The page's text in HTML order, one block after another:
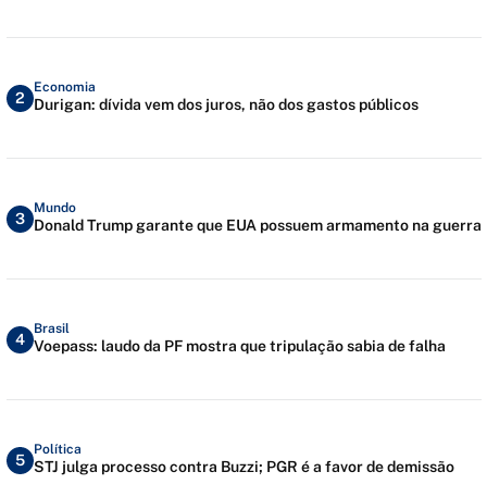
2
Economia
Durigan: dívida vem dos juros, não dos gastos públicos
3
Mundo
Donald Trump garante que EUA possuem armamento na guerra
4
Brasil
Voepass: laudo da PF mostra que tripulação sabia de falha
5
Política
STJ julga processo contra Buzzi; PGR é a favor de demissão